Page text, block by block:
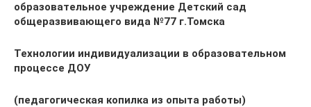
образовательное учреждение Детский сад
общеразвивающего вида №77 г.Томска
Технологии индивидуализации в образовательном
процессе ДОУ
(педагогическая копилка из опыта работы)